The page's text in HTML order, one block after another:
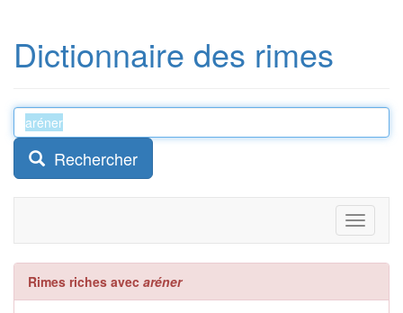
Dictionnaire des rimes
Rechercher
Toggle
Rimes riches avec aréner